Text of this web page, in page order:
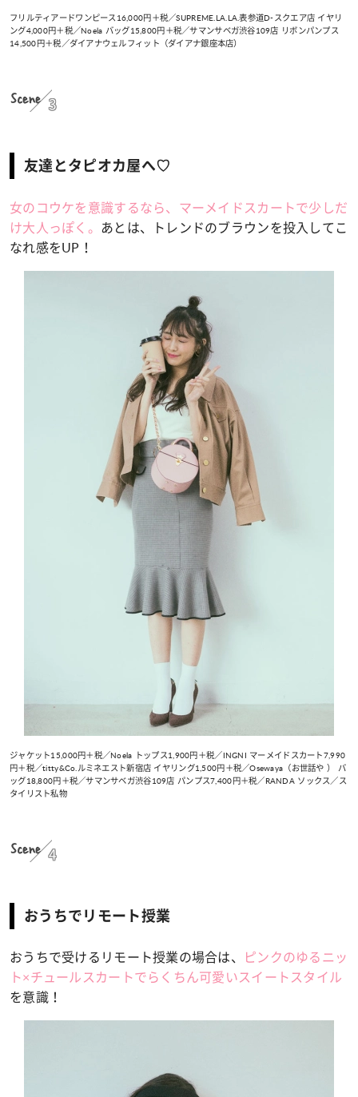
フリルティアードワンピース16,000円＋税／SUPREME.LA.LA.表参道D-スクエア店 イヤリ
ング4,000円＋税／Noela バッグ15,800円＋税／サマンサベガ渋谷109店 リボンパンプス
14,500円＋税／ダイアナウェルフィット（ダイアナ銀座本店）
Scene 3
友達とタピオカ屋へ♡
女のコウケを意識するなら、マーメイドスカートで少しだ
け大人っぽく。 あとは、トレンドのブラウンを投入してこ
なれ感をUP！
ジャケット15,000円＋税／Noela トップス1,900円＋税／INGNI マーメイドスカート7,990
円＋税／titty&Co.ルミネエスト新宿店 イヤリング1,500円＋税／Osewaya（お世話や ） バ
ッグ18,800円＋税／サマンサベガ渋谷109店 パンプス7,400円＋税／RANDA ソックス／ス
タイリスト私物
Scene 4
おうちでリモート授業
おうちで受けるリモート授業の場合は、
ピンクのゆるニッ
ト×チュールスカートでらくちん可愛いスイートスタイル
を意識！